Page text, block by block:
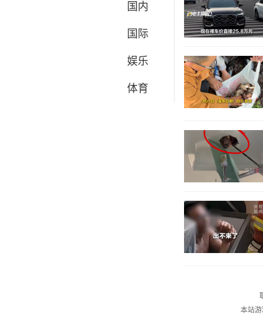
国内
国际
娱乐
体育
本站